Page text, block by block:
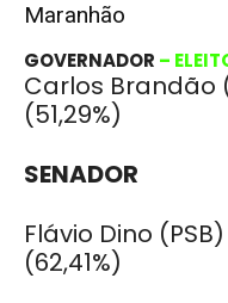
Maranhão
GOVERNADOR –
Carlos Brandão
(51,29%)
SENADOR
Flávio Dino
(62,41%)